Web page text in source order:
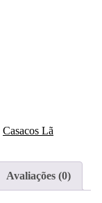
Casacos Lã
Avaliações (0)